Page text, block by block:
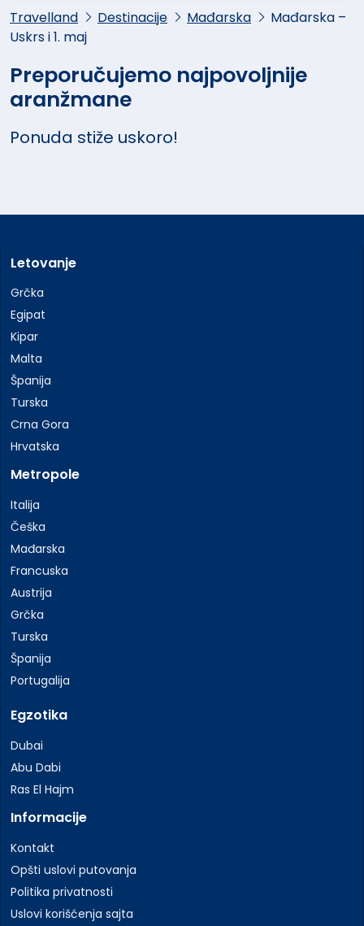
Travelland Destinacije Mađarska
Mađarska –
Uskrs i 1. maj
Preporučujemo najpovoljnije
aranžmane
Ponuda stiže uskoro!
Letovanje
Grčka
Egipat
Kipar
Malta
Španija
Turska
Crna Gora
Hrvatska
Metropole
Italija
Češka
Mađarska
Francuska
Austrija
Grčka
Turska
Španija
Portugalija
Egzotika
Dubai
Abu Dabi
Ras El Hajm
Informacije
Kontakt
Opšti uslovi putovanja
Politika privatnosti
Uslovi korišćenja sajta